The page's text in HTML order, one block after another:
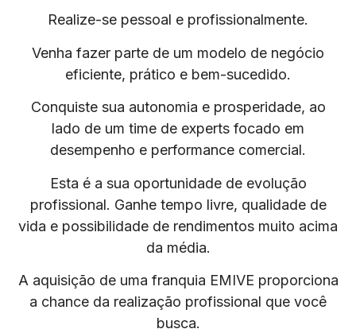
Realize-se pessoal e profissionalmente.
Venha fazer parte de um modelo de negócio
eficiente, prático e bem-sucedido.
Conquiste sua autonomia e prosperidade, ao
lado de um time de experts focado em
desempenho e performance comercial.
Esta é a sua oportunidade de evolução
profissional. Ganhe tempo livre, qualidade de
vida e possibilidade de rendimentos muito acima
da média.
A aquisição de uma franquia EMIVE proporciona
a chance da realização profissional que você
busca.